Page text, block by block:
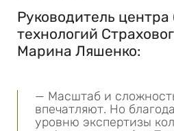
Руководитель
технологий
Марина Ляшенко:
— Масштаб и
впечатляют. Но
уровню экспертизы